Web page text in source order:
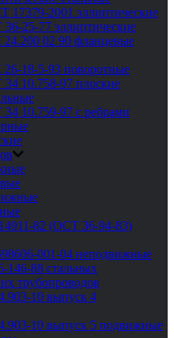
17379-2001 эллиптические
25-77 эллиптические
02 90 фланцевые
18-5-93 поворотные
10.758-97 плоские
10.759-97 с ребрами
82 (ОСТ 36-94-83)
001-04 неподвижные
88 стальных
трубопроводов
10 выпуск 4
10 выпуск 5 подвижные